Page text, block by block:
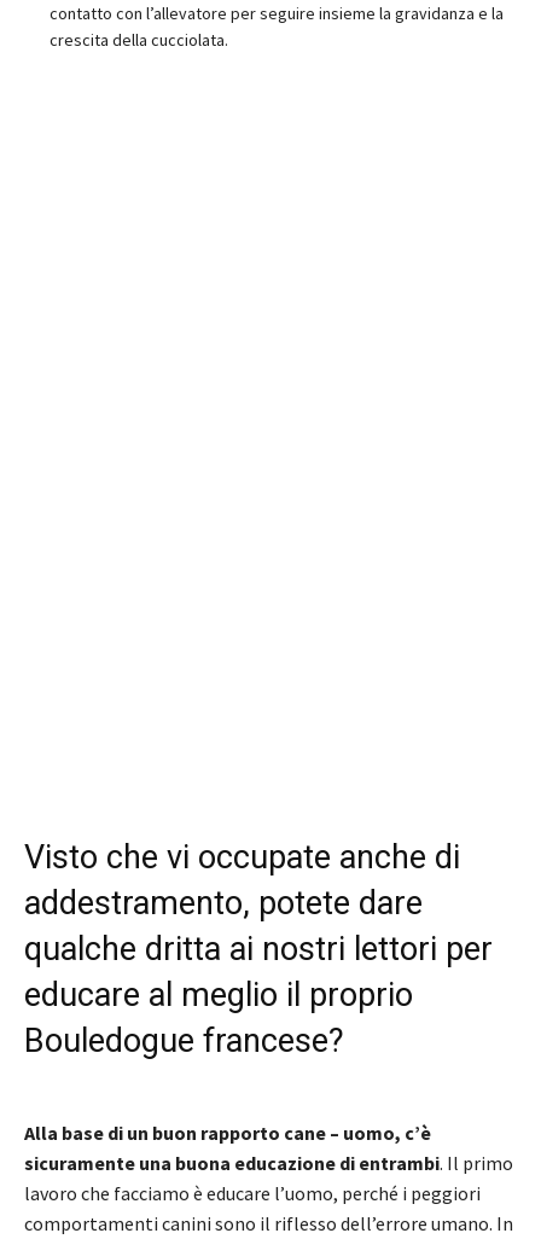
contatto con l’allevatore per seguire insieme la gravidanza e la
crescita della cucciolata.
Visto che vi occupate anche di
addestramento, potete dare
qualche dritta ai nostri lettori per
educare al meglio il proprio
Bouledogue francese?
Alla base di un buon rapporto cane – uomo, c’è
sicuramente una buona educazione di entrambi. Il primo
lavoro che facciamo è educare l’uomo, perché i peggiori
comportamenti canini sono il riflesso dell’errore umano. In